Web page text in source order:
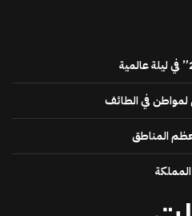
لمواطن في الطائف
المناطق